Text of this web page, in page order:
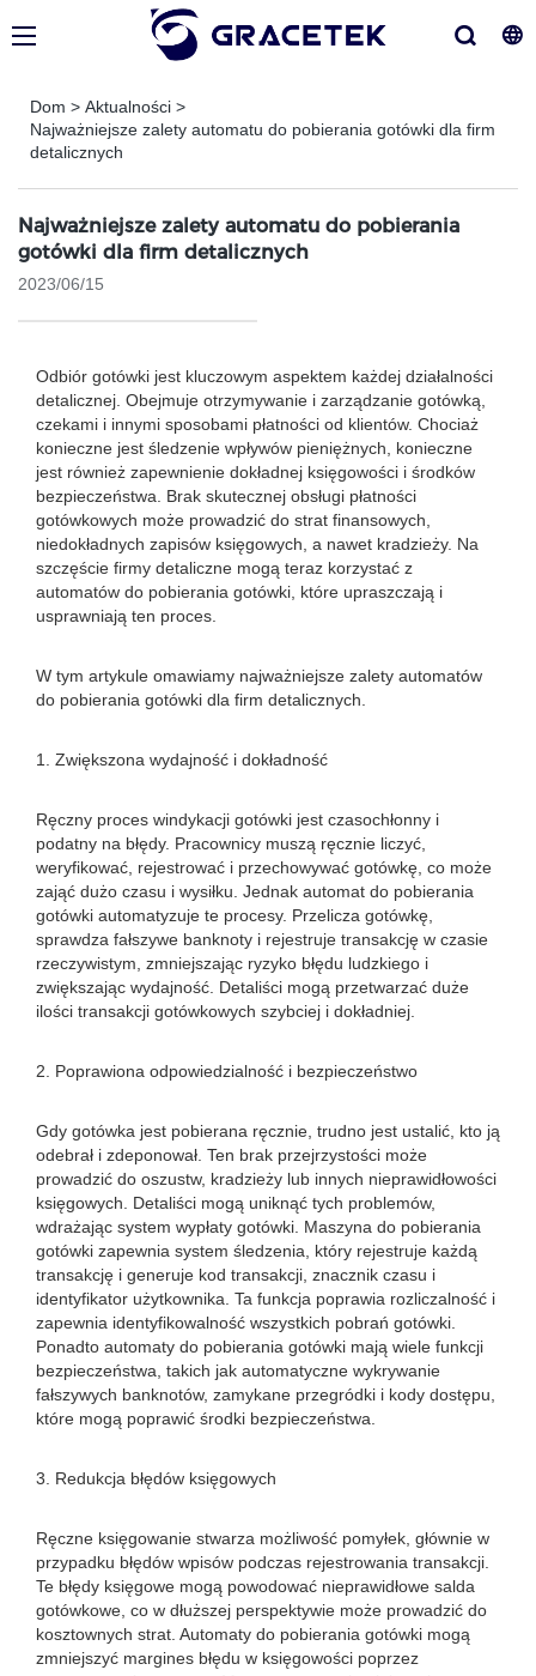
Dom > Aktualności >
Najważniejsze zalety automatu do pobierania gotówki dla firm
detalicznych
Najważniejsze zalety automatu do pobierania
gotówki dla firm detalicznych
2023/06/15
Odbiór gotówki jest kluczowym aspektem każdej działalności
detalicznej. Obejmuje otrzymywanie i zarządzanie gotówką,
czekami i innymi sposobami płatności od klientów. Chociaż
konieczne jest śledzenie wpływów pieniężnych, konieczne
jest również zapewnienie dokładnej księgowości i środków
bezpieczeństwa. Brak skutecznej obsługi płatności
gotówkowych może prowadzić do strat finansowych,
niedokładnych zapisów księgowych, a nawet kradzieży. Na
szczęście firmy detaliczne mogą teraz korzystać z
automatów do pobierania gotówki, które upraszczają i
usprawniają ten proces.
W tym artykule omawiamy najważniejsze zalety automatów
do pobierania gotówki dla firm detalicznych.
1. Zwiększona wydajność i dokładność
Ręczny proces windykacji gotówki jest czasochłonny i
podatny na błędy. Pracownicy muszą ręcznie liczyć,
weryfikować, rejestrować i przechowywać gotówkę, co może
zająć dużo czasu i wysiłku. Jednak automat do pobierania
gotówki automatyzuje te procesy. Przelicza gotówkę,
sprawdza fałszywe banknoty i rejestruje transakcję w czasie
rzeczywistym, zmniejszając ryzyko błędu ludzkiego i
zwiększając wydajność. Detaliści mogą przetwarzać duże
ilości transakcji gotówkowych szybciej i dokładniej.
2. Poprawiona odpowiedzialność i bezpieczeństwo
Gdy gotówka jest pobierana ręcznie, trudno jest ustalić, kto ją
odebrał i zdeponował. Ten brak przejrzystości może
prowadzić do oszustw, kradzieży lub innych nieprawidłowości
księgowych. Detaliści mogą uniknąć tych problemów,
wdrażając system wypłaty gotówki. Maszyna do pobierania
gotówki zapewnia system śledzenia, który rejestruje każdą
transakcję i generuje kod transakcji, znacznik czasu i
identyfikator użytkownika. Ta funkcja poprawia rozliczalność i
zapewnia identyfikowalność wszystkich pobrań gotówki.
Ponadto automaty do pobierania gotówki mają wiele funkcji
bezpieczeństwa, takich jak automatyczne wykrywanie
fałszywych banknotów, zamykane przegródki i kody dostępu,
które mogą poprawić środki bezpieczeństwa.
3. Redukcja błędów księgowych
Ręczne księgowanie stwarza możliwość pomyłek, głównie w
przypadku błędów wpisów podczas rejestrowania transakcji.
Te błędy księgowe mogą powodować nieprawidłowe salda
gotówkowe, co w dłuższej perspektywie może prowadzić do
kosztownych strat. Automaty do pobierania gotówki mogą
zmniejszyć margines błędu w księgowości poprzez